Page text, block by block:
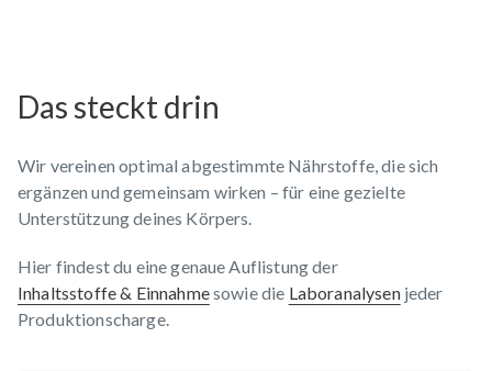
Das steckt drin
Wir vereinen optimal abgestimmte Nährstoffe, die sich
ergänzen und gemeinsam wirken – für eine gezielte
Unterstützung deines Körpers.
Hier findest du eine genaue Auflistung der
Inhaltsstoffe & Einnahmesowie die Laboranalysenjeder
Produktionscharge.